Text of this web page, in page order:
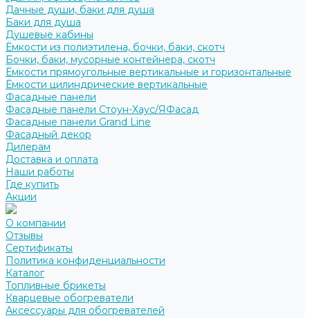
Дачные души, баки для душа
Баки для душа
Душевые кабины
Ёмкости из полиэтилена, бочки, баки, скотч
Бочки, баки, мусорные контейнера, скотч
Ёмкости прямоугольные вертикальные и горизонтальные
Ёмкости цилиндрические вертикальные
Фасадные панели
Фасадные панели Стоун-Хаус/ЯФасад
Фасадные панели Grand Line
Фасадный декор
Дилерам
Доставка и оплата
Наши работы
Где купить
Акции
О компании
Отзывы
Сертификаты
Политика конфиденциальности
Каталог
Топливные брикеты
Кварцевые обогреватели
Аксессуары для обогревателей